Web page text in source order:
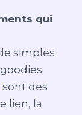
qui
simples
sont des
lien, la